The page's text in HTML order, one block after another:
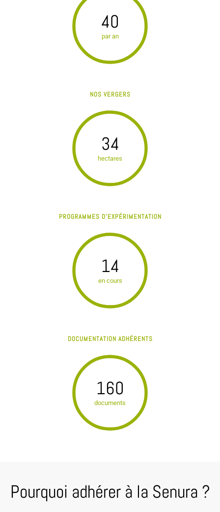
40
par an
NOS VERGERS
34
hectares
PROGRAMMES D'EXPÉRIMENTATION
14
en cours
DOCUMENTATION ADHÉRENTS
160
documents
Pourquoi adhérer à la Senura ?